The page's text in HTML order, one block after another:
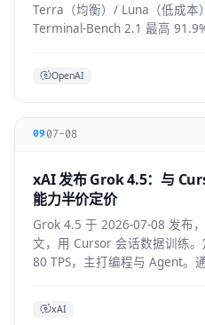
Terra（均衡）/ Luna（低成本
Terminal-Bench 2.1 最高
OpenAI
0907-08
xAI 发布 Grok 4.5：与
能力半价定价
Grok 4.5 于 2026-07-08 发布
文，用 Cursor 会话数据训练。
80 TPS，主打编程与 Agent。
xAI